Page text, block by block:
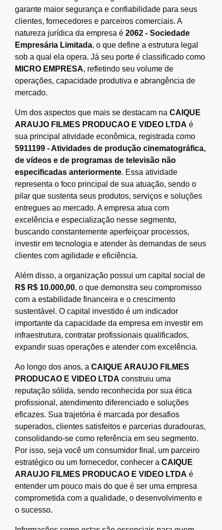
garante maior segurança e confiabilidade para seus
clientes, fornecedores e parceiros comerciais. A
natureza jurídica da empresa é 2062 - Sociedade
Empresária Limitada, o que define a estrutura legal
sob a qual ela opera. Já seu porte é classificado como
MICRO EMPRESA, refletindo seu volume de
operações, capacidade produtiva e abrangência de
mercado.
Um dos aspectos que mais se destacam na CAIQUE
ARAUJO FILMES PRODUCAO E VIDEO LTDA é
sua principal atividade econômica, registrada como
5911199 - Atividades de produção cinematográfica,
de vídeos e de programas de televisão não
especificadas anteriormente. Essa atividade
representa o foco principal de sua atuação, sendo o
pilar que sustenta seus produtos, serviços e soluções
entregues ao mercado. A empresa atua com
excelência e especialização nesse segmento,
buscando constantemente aperfeiçoar processos,
investir em tecnologia e atender às demandas de seus
clientes com agilidade e eficiência.
Além disso, a organização possui um capital social de
R$ R$ 10.000,00, o que demonstra seu compromisso
com a estabilidade financeira e o crescimento
sustentável. O capital investido é um indicador
importante da capacidade da empresa em investir em
infraestrutura, contratar profissionais qualificados,
expandir suas operações e atender com excelência.
Ao longo dos anos, a CAIQUE ARAUJO FILMES
PRODUCAO E VIDEO LTDA construiu uma
reputação sólida, sendo reconhecida por sua ética
profissional, atendimento diferenciado e soluções
eficazes. Sua trajetória é marcada por desafios
superados, clientes satisfeitos e parcerias duradouras,
consolidando-se como referência em seu segmento.
Por isso, seja você um consumidor final, um parceiro
estratégico ou um fornecedor, conhecer a CAIQUE
ARAUJO FILMES PRODUCAO E VIDEO LTDA é
entender um pouco mais do que é ser uma empresa
comprometida com a qualidade, o desenvolvimento e
o sucesso.